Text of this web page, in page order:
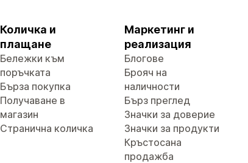
Количка и
плащане
Бележки към
поръчката
Бърза покупка
Получаване в
магазин
Странична количка
Маркетинг и
реализация
Блогове
Брояч на
наличности
Бърз преглед
Значки за доверие
Значки за продукти
Кръстосана
продажба